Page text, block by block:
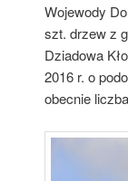
Wojewody
szt. drzew z
Dziadowa
2016 r. o
obecnie